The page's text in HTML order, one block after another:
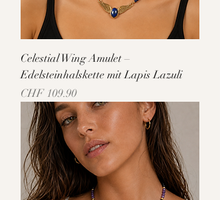
Celestial Wing Amulet –
Edelsteinhalskette mit Lapis Lazuli
Preis
CHF 109.90